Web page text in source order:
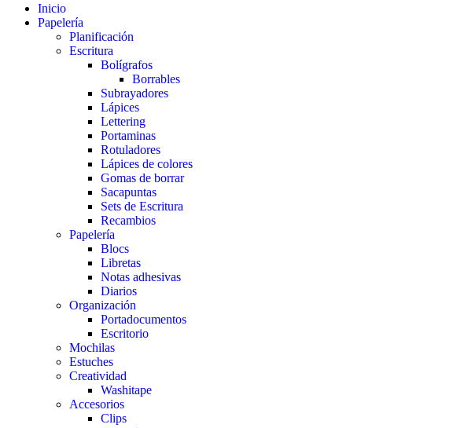
Inicio
Papelería
Planificación
Escritura
Bolígrafos
Borrables
Subrayadores
Lápices
Lettering
Portaminas
Rotuladores
Lápices de colores
Gomas de borrar
Sacapuntas
Sets de Escritura
Recambios
Papelería
Blocs
Libretas
Notas adhesivas
Diarios
Organización
Portadocumentos
Escritorio
Mochilas
Estuches
Creatividad
Washitape
Accesorios
Clips